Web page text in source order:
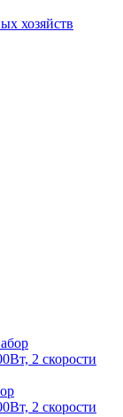
хозяйств
2 скорости